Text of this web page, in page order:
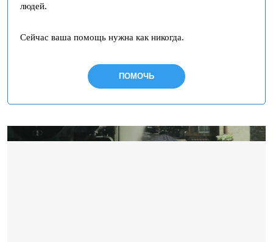
людей.
Сейчас ваша помощь нужна как никогда.
ПОМОЧЬ